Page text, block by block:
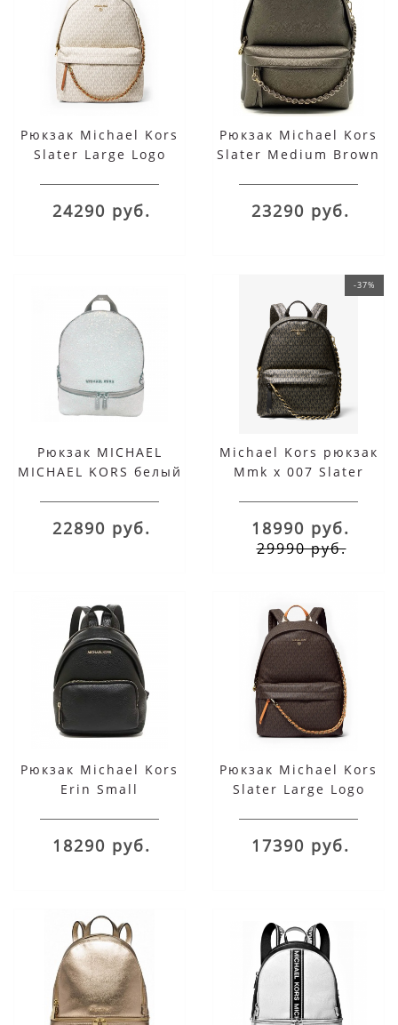
Рюкзак Michael Kors
Slater Large Logo
24290 руб.
Рюкзак Michael Kors
Slater Medium Brown
23290 руб.
Рюкзак MICHAEL
MICHAEL KORS белый
22890 руб.
-37%
Michael Kors рюкзак
Mmk x 007 Slater
18990 руб.
29990 руб.
Рюкзак Michael Kors
Erin Small
18290 руб.
Рюкзак Michael Kors
Slater Large Logo
17390 руб.